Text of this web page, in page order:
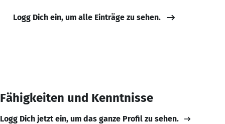
Logg Dich ein, um alle Einträge zu sehen.
Fähigkeiten und Kenntnisse
Logg Dich jetzt ein, um das ganze Profil zu sehen.